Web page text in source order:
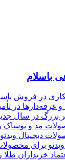
باسلام
در فروش
و غرفه‌دارها در
مد و پوشاک
دیجیتال
برای
خریداران